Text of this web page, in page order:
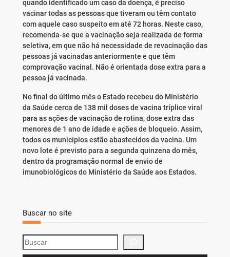
quando identificado um caso da doença, é preciso
vacinar todas as pessoas que tiveram ou têm contato
com aquele caso suspeito em até 72 horas. Neste caso,
recomenda-se que a vacinação seja realizada de forma
seletiva, em que não há necessidade de revacinação das
pessoas já vacinadas anteriormente e que têm
comprovação vacinal. Não é orientada dose extra para a
pessoa já vacinada.
No final do último mês o Estado recebeu do Ministério
da Saúde cerca de 138 mil doses de vacina tríplice viral
para as ações de vacinação de rotina, dose extra das
menores de 1 ano de idade e ações de bloqueio. Assim,
todos os municípios estão abastecidos da vacina. Um
novo lote é previsto para a segunda quinzena do mês,
dentro da programação normal de envio de
imunobiológicos do Ministério da Saúde aos Estados.
Buscar no site
S
e